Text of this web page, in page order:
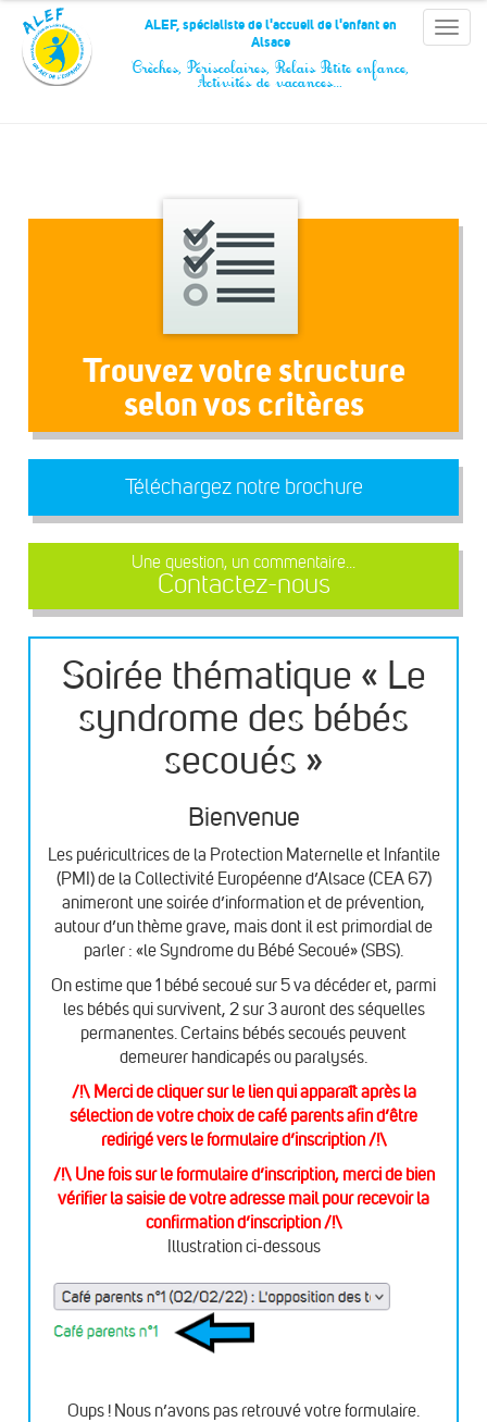
Panneau de gestion des cookies
Toggle
ALEF, spécialiste de l'accueil de l'enfant en
Alsace
Crèches, Périscolaires, Relais Petite enfance,
Activités de vacances…
Trouvez votre structure
selon vos critères
Téléchargez notre brochure
Une question, un commentaire...
Contactez-nous
Soirée thématique « Le
syndrome des bébés
secoués »
Bienvenue
Les puéricultrices de la Protection Maternelle et Infantile
(PMI) de la Collectivité Européenne d’Alsace (CEA 67)
animeront une soirée d’information et de prévention,
autour d’un thème grave, mais dont il est primordial de
parler : «le Syndrome du Bébé Secoué» (SBS).
On estime que 1 bébé secoué sur 5 va décéder et, parmi
les bébés qui survivent, 2 sur 3 auront des séquelles
permanentes. Certains bébés secoués peuvent
demeurer handicapés ou paralysés.
/!\ Merci de cliquer sur le lien qui apparaît après la
sélection de votre choix de café parents afin d’être
redirigé vers le formulaire d’inscription /!\
/!\ Une fois sur le formulaire d’inscription, merci de bien
vérifier la saisie de votre adresse mail pour recevoir la
confirmation d’inscription /!\
Illustration ci-dessous
Oups ! Nous n’avons pas retrouvé votre formulaire.